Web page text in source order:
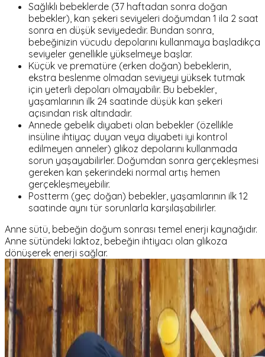
Sağlıklı bebeklerde (37 haftadan sonra doğan
bebekler), kan şekeri seviyeleri doğumdan 1 ila 2 saat
sonra en düşük seviyededir. Bundan sonra,
bebeğinizin vücudu depolarını kullanmaya başladıkça
seviyeler genellikle yükselmeye başlar.
Küçük ve prematüre (erken doğan) bebeklerin,
ekstra beslenme olmadan seviyeyi yüksek tutmak
için yeterli depoları olmayabilir. Bu bebekler,
yaşamlarının ilk 24 saatinde düşük kan şekeri
açısından risk altındadır.
Annede gebelik diyabeti olan bebekler (özellikle
insüline ihtiyaç duyan veya diyabeti iyi kontrol
edilmeyen anneler) glikoz depolarını kullanmada
sorun yaşayabilirler. Doğumdan sonra gerçekleşmesi
gereken kan şekerindeki normal artış hemen
gerçekleşmeyebilir.
Postterm (geç doğan) bebekler, yaşamlarının ilk 12
saatinde aynı tür sorunlarla karşılaşabilirler.
Anne sütü, bebeğin doğum sonrası temel enerji kaynağıdır.
Anne sütündeki laktoz, bebeğin ihtiyacı olan glikoza
dönüşerek enerji sağlar.